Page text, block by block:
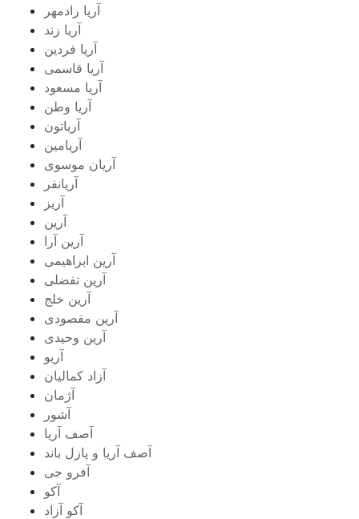
آریا رادمهر
آریا زند
آریا فردین
آریا قاسمی
آریا مسعود
آریا وطن
آریاتون
آریامین
آریان موسوی
آریانفر
آریز
آرین
آرین آرا
آرین ابراهیمی
آرین تفضلی
آرین خلج
آرین مقصودی
آرین وحیدی
آریو
آزاد کمالیان
آژمان
آشور
آصف آریا
آصف آریا و پازل باند
آفرو جی
آکو
آکو آزاد